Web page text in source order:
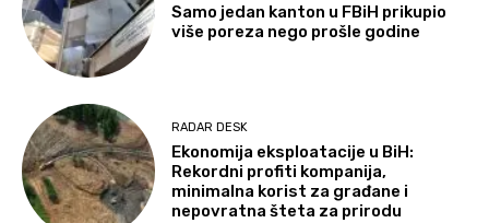
Samo jedan kanton u FBiH prikupio
više poreza nego prošle godine
RADAR DESK
Ekonomija eksploatacije u BiH:
Rekordni profiti kompanija,
minimalna korist za građane i
nepovratna šteta za prirodu